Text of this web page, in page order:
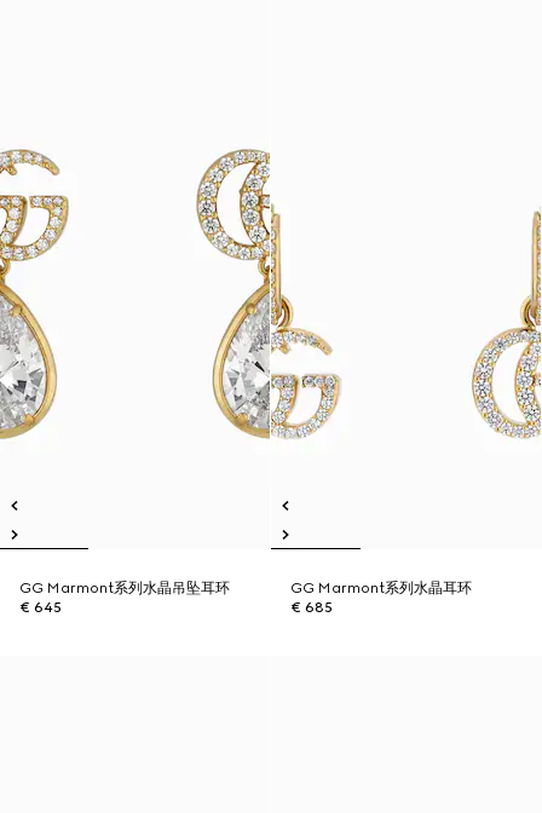
GG Marmont系列水晶吊坠耳环
€ 645
GG Marmont系列水晶耳环
€ 685